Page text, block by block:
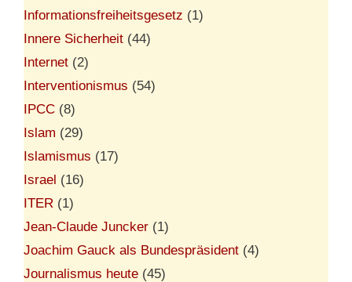
Informationsfreiheitsgesetz (1)
Innere Sicherheit (44)
Internet (2)
Interventionismus (54)
IPCC (8)
Islam (29)
Islamismus (17)
Israel (16)
ITER (1)
Jean-Claude Juncker (1)
Joachim Gauck als Bundespräsident (4)
Journalismus heute (45)